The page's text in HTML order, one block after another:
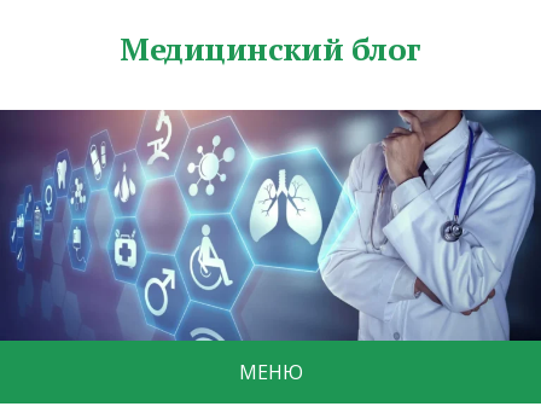
Медицинский блог
МЕНЮ